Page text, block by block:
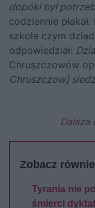
dopóki był
codziennie płakał.
szkole czym
odpowiedział:
Chruszczowów
Chruszczow]
Dalsza
Zobacz
Tyrania nie
śmierci